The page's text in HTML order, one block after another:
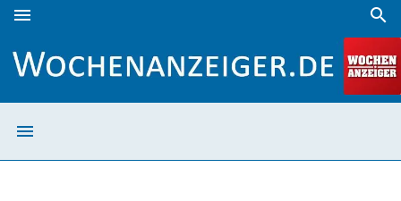
menu search
menu